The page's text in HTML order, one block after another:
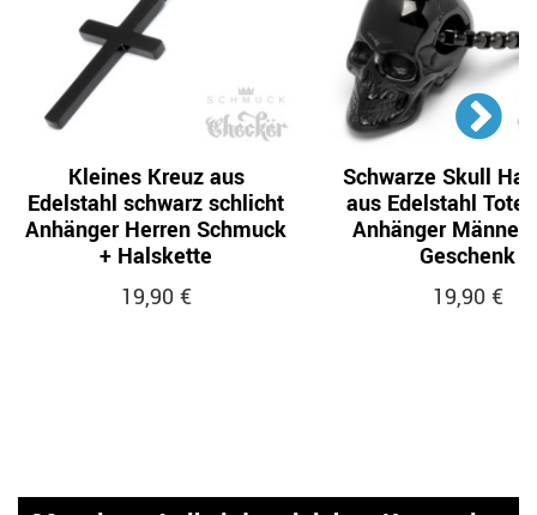
Kleines Kreuz aus
Edelstahl schwarz schlicht
Anhänger Herren Schmuck
+ Halskette
19,90 €
Schwarze Skull
aus Edelstahl
Anhänger Männer
Geschenk
19,90 €